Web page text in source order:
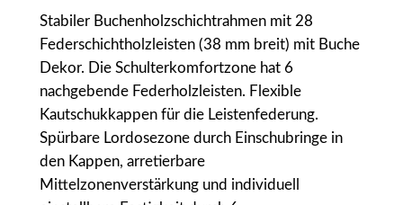
Stabiler Buchenholzschichtrahmen mit 28
Federschichtholzleisten (38 mm breit) mit Buche
Dekor. Die Schulterkomfortzone hat 6
nachgebende Federholzleisten. Flexible
Kautschukkappen für die Leistenfederung.
Spürbare Lordosezone durch Einschubringe in
den Kappen, arretierbare
Mittelzonenverstärkung und individuell